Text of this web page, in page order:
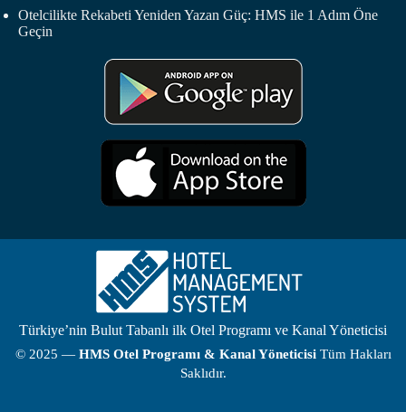
Otelcilikte Rekabeti Yeniden Yazan Güç: HMS ile 1 Adım Öne
Geçin
Türkiye’nin Bulut Tabanlı ilk Otel Programı ve Kanal Yöneticisi
© 2025 — HMS Otel Programı& Kanal YöneticisiTüm Hakları
Saklıdır.